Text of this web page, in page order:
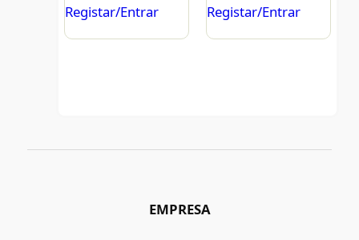
Registar/Entrar Registar/Entrar
EMPRESA